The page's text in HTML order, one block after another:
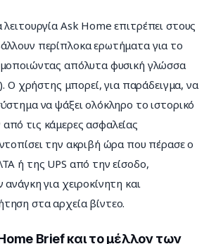
Ask Home επιτρέπει στους
περίπλοκα ερωτήματα για το
απόλυτα φυσική γλώσσα
Ο χρήστης μπορεί, για παράδειγμα, να
να ψάξει ολόκληρο το ιστορικό
τις κάμερες ασφαλείας
την ακριβή ώρα που πέρασε ο
ή της UPS από την είσοδο,
για χειροκίνητη και
στα αρχεία βίντεο.
Brief και το μέλλον των